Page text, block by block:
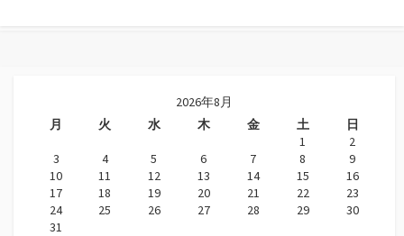
2026年8月
月
火 水 木 金 土
日
1
2
3
4 5 6 7 8
9
10
11 12 13 14 15
16
17
18 19 20 21 22
23
24
25 26 27 28 29
30
31